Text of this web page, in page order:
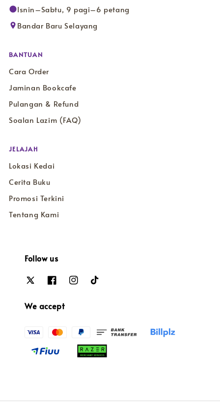
Isnin–Sabtu, 9 pagi–6 petang
Bandar Baru Selayang
BANTUAN
Cara Order
Jaminan Bookcafe
Pulangan & Refund
Soalan Lazim (FAQ)
JELAJAH
Lokasi Kedai
Cerita Buku
Promosi Terkini
Tentang Kami
Follow us
We accept